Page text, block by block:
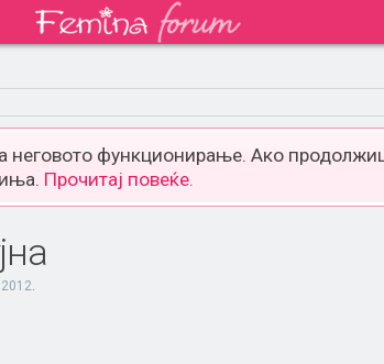
неговото функционирање. Ако
Прочитај повеќе.
2012.